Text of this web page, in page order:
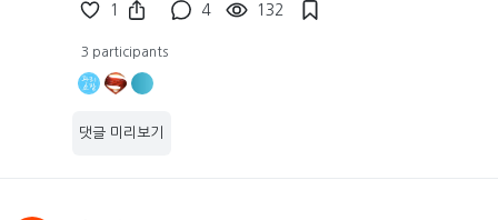
1 4 132
3 participants
댓글 미리보기